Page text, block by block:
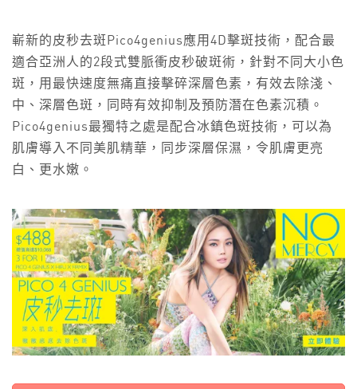
嶄新的皮秒去斑Pico4genius應用4D擊斑技術，配合最
適合亞洲人的2段式雙脈衝皮秒破斑術，針對不同大小色
斑，用最快速度無痛直接擊碎深層色素，有效去除淺、
中、深層色斑，同時有效抑制及預防潛在色素沉積。
Pico4genius最獨特之處是配合冰鎮色斑技術，可以為
肌膚導入不同美肌精華，同步深層保濕，令肌膚更亮
白、更水嫩。